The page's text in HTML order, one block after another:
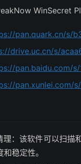
WinSecret
pan.quark.cn/s/
drive.uc.cn/s/
pan.baidu.com/
pan.xunlei.com/
理：该软件可以扫
稳定性。